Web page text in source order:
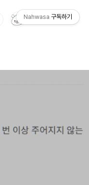
Nahwasa 구독하기